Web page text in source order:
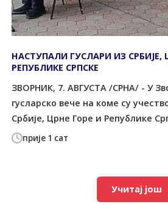
прије 1 сат
НАСТУПАЛИ ГУСЛАРИ ИЗ СРБИЈЕ,
РЕПУБЛИКЕ СРПСКЕ
ЗВОРНИК, 7. АВГУСТА /СРНА/ - У
гусларско вече на коме су
Србије, Црне Горе и Републике
Учитај још